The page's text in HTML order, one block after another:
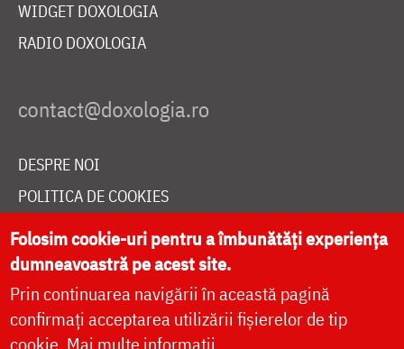
WIDGET DOXOLOGIA
RADIO DOXOLOGIA
DESPRE NOI
POLITICA DE COOKIES
DONEAZĂ ONLINE PENTRU CATEDRALA NAȚIONALĂ
LIVE
Folosim cookie-uri pentru a îmbunătăți experiența
dumneavoastră pe acest site.
Prin continuarea navigării în această pagină
confirmați acceptarea utilizării fișierelor de tip
cookie. Mai multe informații